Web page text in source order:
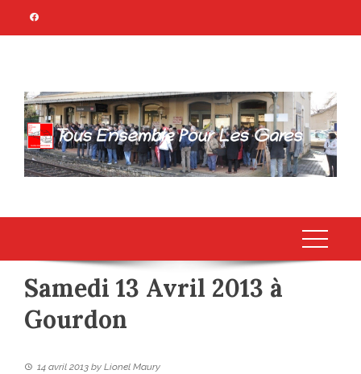
TOUS ENSEMBLE
POUR LES GARES
Association Citoyenne
Samedi 13 Avril 2013 à
Gourdon
14 avril 2013 by Lionel Maury